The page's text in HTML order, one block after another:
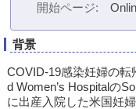
開始ページ
背景
COVID-19感染妊婦の転
d Women’s Hospitalの
に出産入院した米国妊